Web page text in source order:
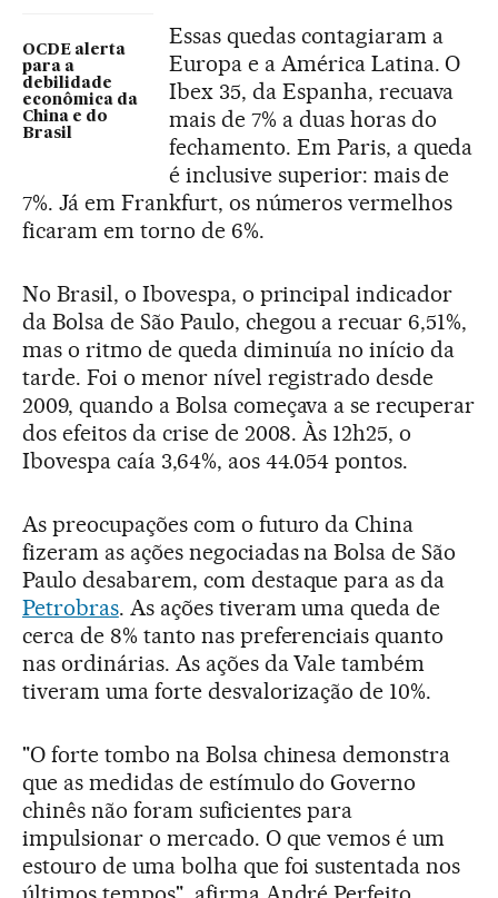
OCDE alerta
para a
debilidade
econômica da
China e do
Brasil
Essas quedas contagiaram a
Europa e a América Latina. O
Ibex 35, da Espanha, recuava
mais de 7% a duas horas do
fechamento. Em Paris, a queda
é inclusive superior: mais de
7%. Já em Frankfurt, os números vermelhos
ficaram em torno de 6%.
No Brasil, o Ibovespa, o principal indicador
da Bolsa de São Paulo, chegou a recuar 6,51%,
mas o ritmo de queda diminuía no início da
tarde. Foi o menor nível registrado desde
2009, quando a Bolsa começava a se recuperar
dos efeitos da crise de 2008. Às 12h25, o
Ibovespa caía 3,64%, aos 44.054 pontos.
As preocupações com o futuro da China
fizeram as ações negociadas na Bolsa de São
Paulo desabarem, com destaque para as da
Petrobras. As ações tiveram uma queda de
cerca de 8% tanto nas preferenciais quanto
nas ordinárias. As ações da Vale também
tiveram uma forte desvalorização de 10%.
"O forte tombo na Bolsa chinesa demonstra
que as medidas de estímulo do Governo
chinês não foram suficientes para
impulsionar o mercado. O que vemos é um
estouro de uma bolha que foi sustentada nos